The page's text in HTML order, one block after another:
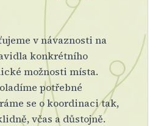
v návaznosti na
konkrétního
možnosti místa.
potřebné
se o koordinaci tak,
včas a důstojně.